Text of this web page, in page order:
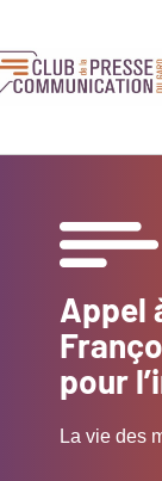
Appel
pour
La vie des